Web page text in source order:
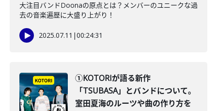
大注目バンドDoonaの原点とは？メンバーのユニークな過
去の音楽遍歴に大盛り上がり！
2025.07.11 |00:24:31
①KOTORIが語る新作
「TSUBASA」とバンドについて。
室田夏海のルーツや曲の作り方を